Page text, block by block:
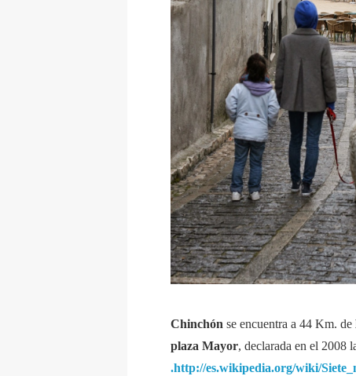
Chinchón se encuentra a 44 Km. de
plaza Mayor, declarada en el 2008
.http://es.wikipedia.org/wiki/